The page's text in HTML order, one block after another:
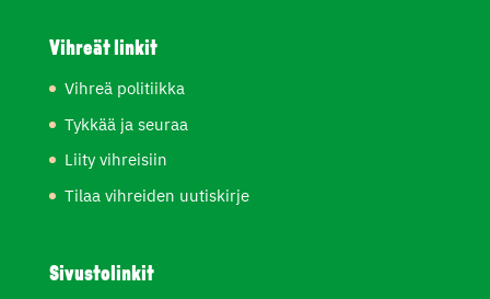
Vihreät linkit
Vihreä politiikka
Tykkää ja seuraa
Liity vihreisiin
Tilaa vihreiden uutiskirje
Sivustolinkit